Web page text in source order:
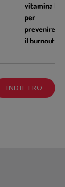
vitamina D
per
prevenire
il burnout
INDIETRO